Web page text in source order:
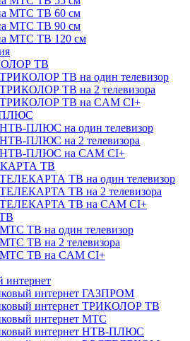
МТС ТВ 60 см
МТС ТВ 90 см
МТС ТВ 120 см
ТВ
ТВ на один телевизор
ТВ на 2 телевизора
ТВ на CAM CI+
ПЛЮС
ПЛЮС на один телевизор
ПЛЮС на 2 телевизора
ПЛЮС на CAM CI+
ТВ
ТВ на один телевизор
ТВ на 2 телевизора
ТВ на CAM CI+
ТВ на один телевизор
ТВ на 2 телевизора
ТВ на CAM CI+
интернет
интернет ГАЗПРОМ
интернет ТРИКОЛОР ТВ
интернет МТС
интернет НТВ-ПЛЮС